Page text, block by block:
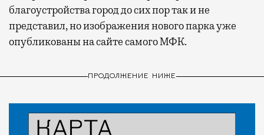
благоустройства город до сих пор так и не
представил, но изображения нового парка уже
опубликованы на сайте самого МФК.
ПРОДОЛЖЕНИЕ НИЖЕ